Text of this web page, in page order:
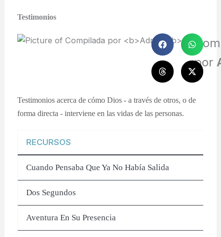
Testimonios
por
Testimonios acerca de cómo Dios - a través de otros, o de
forma directa - interviene en las vidas de las personas.
RECURSOS
Cuando Pensaba Que Ya No Había Salida
Dos Segundos
Aventura En Su Presencia